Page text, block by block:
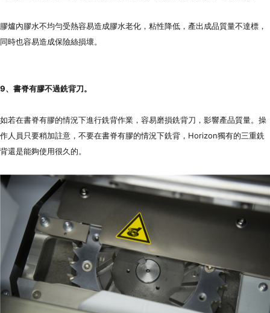
膠爐內膠水不均勻受熱容易造成膠水老化，粘性降低，產出成品質量不達標，
同時也容易造成保險絲損壞。
9、書脊有膠不過銑背刀。
如若在書脊有膠的情況下進行銑背作業，容易磨損銑背刀，影響產品質量。操
作人員只要稍加註意，不要在書脊有膠的情況下銑背，Horizon獨有的三重銑
背還是能夠使用很久的。